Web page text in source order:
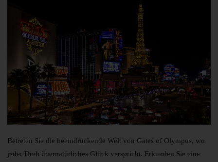
Betreten Sie die beeindruckende Welt von Gates of Olympus, wo
jeder Dreh übernatürliches Glück verspricht. Erkunden Sie eine